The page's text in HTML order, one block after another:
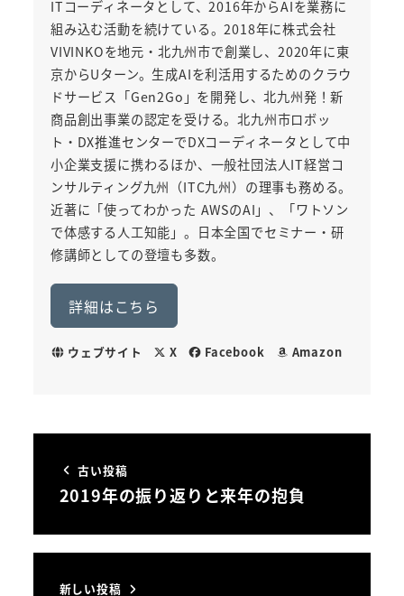
ITコーディネータとして、2016年からAIを業務に
組み込む活動を続けている。2018年に株式会社
VIVINKOを地元・北九州市で創業し、2020年に東
京からUターン。生成AIを利活用するためのクラウ
ドサービス「Gen2Go」を開発し、北九州発！新
商品創出事業の認定を受ける。北九州市ロボッ
ト・DX推進センターでDXコーディネータとして中
小企業支援に携わるほか、一般社団法人IT経営コ
ンサルティング九州（ITC九州）の理事も務める。
近著に「使ってわかった AWSのAI」、「ワトソン
で体感する人工知能」。日本全国でセミナー・研
修講師としての登壇も多数。
詳細はこちら
ウェブサイト X Facebook Amazon
古い投稿
2019年の振り返りと来年の抱負
新しい投稿